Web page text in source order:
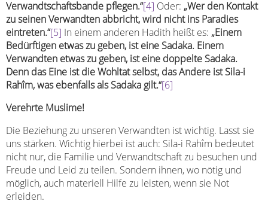
Verwandtschaftsbande pflegen.“[4] Oder: „Wer den Kontakt
zu seinen Verwandten abbricht, wird nicht ins Paradies
eintreten.“[5] In einem anderen Hadith heißt es: „Einem
Bedürftigen etwas zu geben, ist eine Sadaka. Einem
Verwandten etwas zu geben, ist eine doppelte Sadaka.
Denn das Eine ist die Wohltat selbst, das Andere ist Sila-i
Rahîm, was ebenfalls als Sadaka gilt.“[6]
Verehrte Muslime!
Die Beziehung zu unseren Verwandten ist wichtig. Lasst sie
uns stärken. Wichtig hierbei ist auch: Sila-i Rahîm bedeutet
nicht nur, die Familie und Verwandtschaft zu besuchen und
Freude und Leid zu teilen. Sondern ihnen, wo nötig und
möglich, auch materiell Hilfe zu leisten, wenn sie Not
erleiden.